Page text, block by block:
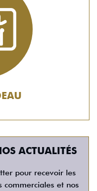
ACTUALITÉS
pour recevoir les
commerciales et nos